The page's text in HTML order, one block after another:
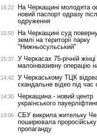
16:22
На Черкащині молодята
новий паспорт одразу
одруження
15:50
На Черкащині суд
землі на території парку
"Нижньосульський"
15:37
У Черкасах 75-річній
малоінвазивну операцію
14:42
У Черкаському ТЦК
скандальне відео під час
14:30
Черкащина - новий центр
українського
13:06
СБУ викрила жительку
поширювала проросійську
пропаганду